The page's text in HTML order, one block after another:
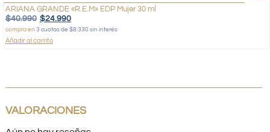
ARIANA GRANDE «R.E.M» EDP Mujer 30 ml
$40.990 $24.990
compra en 3 cuotas de $8.330 sin interés
Añadir al carrito
VALORACIONES